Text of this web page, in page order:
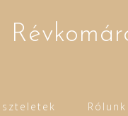
Rólunk